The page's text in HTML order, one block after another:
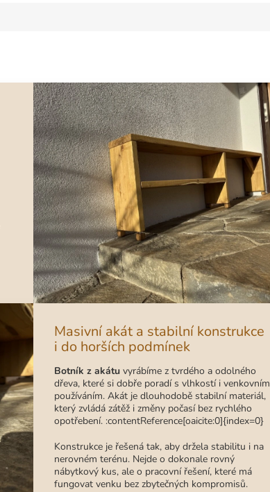
Masivní akát a stabilní konstrukce
i do horších podmínek
Botník z akátu vyrábíme z tvrdého a odolného
dřeva, které si dobře poradí s vlhkostí i venkovním
používáním. Akát je dlouhodobě stabilní materiál,
který zvládá zátěž i změny počasí bez rychlého
opotřebení. :contentReference[oaicite:0]{index=0}
Konstrukce je řešená tak, aby držela stabilitu i na
nerovném terénu. Nejde o dokonale rovný
nábytkový kus, ale o pracovní řešení, které má
fungovat venku bez zbytečných kompromisů.